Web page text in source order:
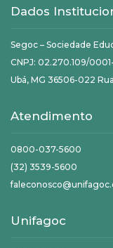
Dados
Segoc – Sociedade
CNPJ: 02.270.109/
Ubá, MG 36506-022
Atendimento
0800-037-5600
(32) 3539-5600
Unifagoc